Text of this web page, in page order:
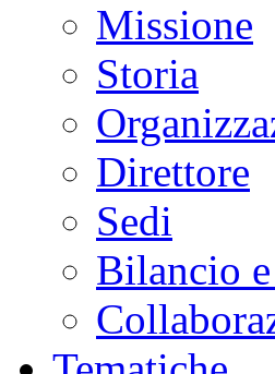
Missione
Storia
Direttore
Sedi
Bilancio